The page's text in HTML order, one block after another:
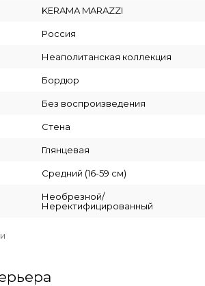
KERAMA MARAZZI
Россия
Неаполитанская коллекция
Бордюр
Без воспроизведения
Стена
Глянцевая
Средний (16-59 см)
Необрезной/
Неректифицированный